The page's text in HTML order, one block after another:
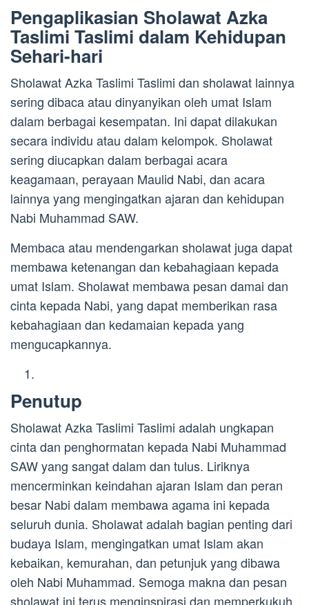
Pengaplikasian Sholawat Azka
Taslimi Taslimi dalam Kehidupan
Sehari-hari
Sholawat Azka Taslimi Taslimi dan sholawat lainnya
sering dibaca atau dinyanyikan oleh umat Islam
dalam berbagai kesempatan. Ini dapat dilakukan
secara individu atau dalam kelompok. Sholawat
sering diucapkan dalam berbagai acara
keagamaan, perayaan Maulid Nabi, dan acara
lainnya yang mengingatkan ajaran dan kehidupan
Nabi Muhammad SAW.
Membaca atau mendengarkan sholawat juga dapat
membawa ketenangan dan kebahagiaan kepada
umat Islam. Sholawat membawa pesan damai dan
cinta kepada Nabi, yang dapat memberikan rasa
kebahagiaan dan kedamaian kepada yang
mengucapkannya.
Penutup
Sholawat Azka Taslimi Taslimi adalah ungkapan
cinta dan penghormatan kepada Nabi Muhammad
SAW yang sangat dalam dan tulus. Liriknya
mencerminkan keindahan ajaran Islam dan peran
besar Nabi dalam membawa agama ini kepada
seluruh dunia. Sholawat adalah bagian penting dari
budaya Islam, mengingatkan umat Islam akan
kebaikan, kemurahan, dan petunjuk yang dibawa
oleh Nabi Muhammad. Semoga makna dan pesan
sholawat ini terus menginspirasi dan memperkukuh